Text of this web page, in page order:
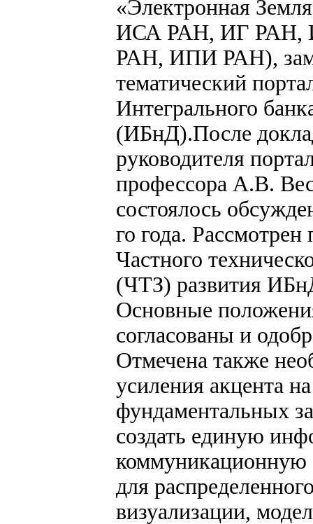
«Электронная
ИСА РАН, ИГ РАН,
РАН, ИПИ РАН),
тематический
Интегрального
(ИБнД).После
руководителя
профессора А.В.
состоялось
го года. Рассмотрен
Частного
(ЧТЗ) развития
Основные
согласованы и
Отмечена также
усиления акцента на
фундаментальных
создать единую
для
визуализации,